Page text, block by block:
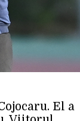
El a